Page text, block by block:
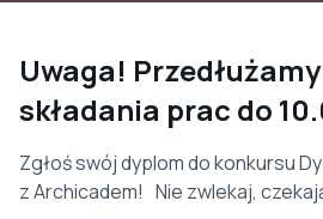
Uwaga!
składania prac do
Zgłoś swój dyplom do konkursu
z Archicadem! Nie zwlekaj,